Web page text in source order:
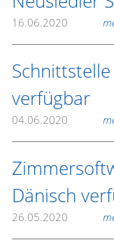
16.06.2020
verfügbar
04.06.2020
Dänisch
26.05.2020